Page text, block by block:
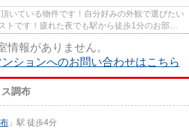
いている物件です！自分好みの外観で選びたい
トです！疲れた夜でも駅から徒歩1分のお部屋
情報がありません。
ションへのお問い合わせはこちら
調布
」駅 徒歩4分